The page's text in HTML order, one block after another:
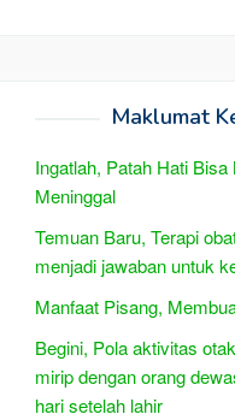
Maklumat
Ingatlah, Patah Hati
Meninggal
Temuan Baru, Terapi
menjadi jawaban untuk
Manfaat Pisang,
Begini, Pola aktivitas
mirip dengan orang
hari setelah lahir